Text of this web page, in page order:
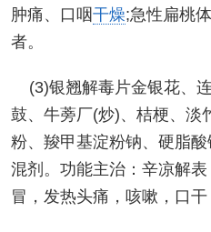
肿痛、口咽干燥;急性扁桃
者。
(3)银翘解毒片金银花、
鼓、牛蒡厂(炒)、桔梗、淡
粉、羧甲基淀粉钠、硬脂
混剂。功能主治：辛凉解
冒，发热头痛，咳嗽，口干